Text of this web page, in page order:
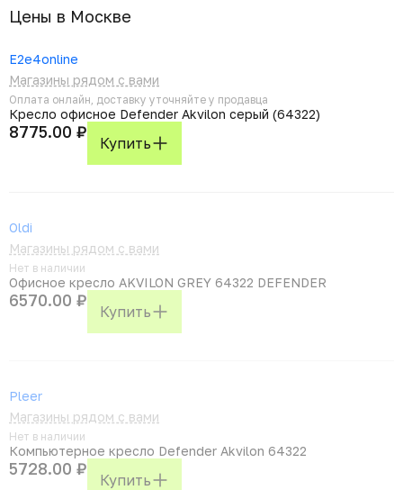
Цены в Москвe
E2e4online
Магазины рядом с вами
Оплата онлайн, доставку уточняйте у продавца
Кресло офисное Defender Akvilon серый (64322)
8775.00 ₽
Купить
Oldi
Магазины рядом с вами
Нет в наличии
Офисное кресло AKVILON GREY 64322 DEFENDER
6570.00 ₽
Купить
Pleer
Магазины рядом с вами
Нет в наличии
Компьютерное кресло Defender Akvilon 64322
5728.00 ₽
Купить